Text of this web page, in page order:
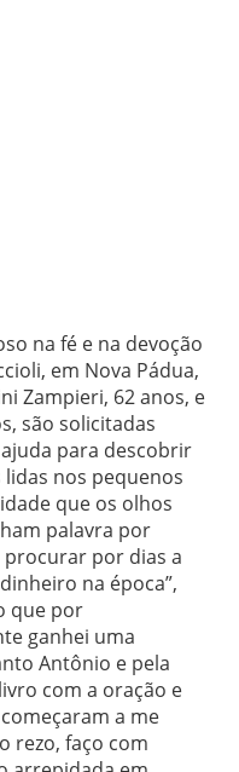
na fé e na devoção
em Nova Pádua,
Zampieri, 62 anos, e
são solicitadas
para descobrir
nos pequenos
que os olhos
palavra por
procurar por dias a
na época”,
que por
ganhei uma
Antônio e pela
com a oração e
a me
rezo, faço com